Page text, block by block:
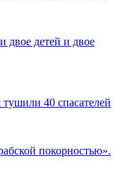
двое детей и двое
40 спасателей
покорностью».